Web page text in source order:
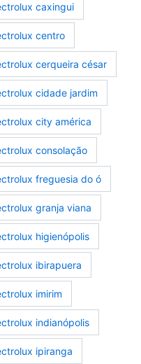
caxingui
centro
cerqueira césar
cidade jardim
city américa
consolação
freguesia do ó
granja viana
higienópolis
ibirapuera
imirim
indianópolis
ipiranga